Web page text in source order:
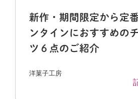
新作・期間限定から定
ンタインにおすすめの
ツ６点のご紹介
洋菓子工房